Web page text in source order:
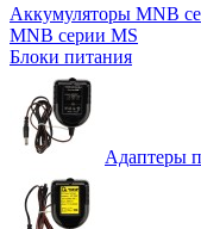
Аккумуляторы MNB
MNB серии MS
Блоки питания
Адаптеры